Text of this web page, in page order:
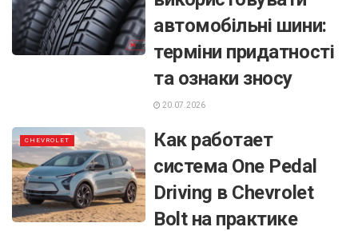
автомобільні шини:
терміни придатності
та ознаки зносу
20.07.2026
CHEVROLET
Как работает
система One Pedal
Driving в Chevrolet
Bolt на практике